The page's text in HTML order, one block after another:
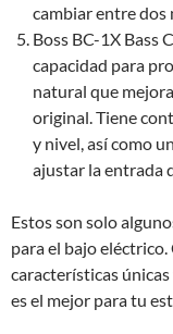
cambiar entre dos
Boss BC-1X Bass
capacidad para
natural que
original. Tiene
y nivel, así como
ajustar la entrada
Estos son solo
para el bajo
características
es el mejor para tu